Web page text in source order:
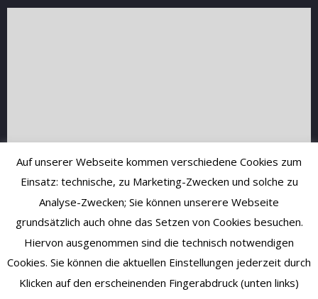
Auf unserer Webseite kommen verschiedene Cookies zum
Einsatz: technische, zu Marketing-Zwecken und solche zu
Analyse-Zwecken; Sie können unserere Webseite
grundsätzlich auch ohne das Setzen von Cookies besuchen.
Hiervon ausgenommen sind die technisch notwendigen
Cookies. Sie können die aktuellen Einstellungen jederzeit durch
Klicken auf den erscheinenden Fingerabdruck (unten links)